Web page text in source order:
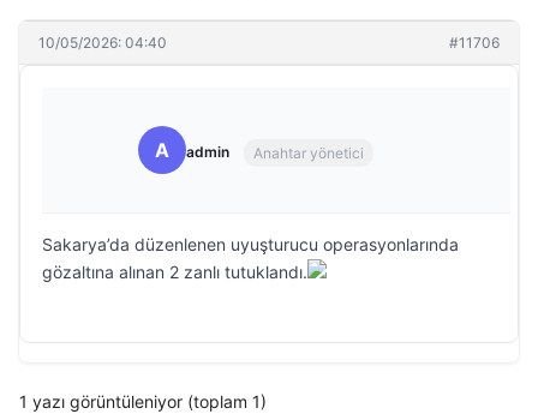
10/05/2026: 04:40 #11706
A admin Anahtar yönetici
Sakarya’da düzenlenen uyuşturucu operasyonlarında
gözaltına alınan 2 zanlı tutuklandı.
1 yazı görüntüleniyor (toplam 1)